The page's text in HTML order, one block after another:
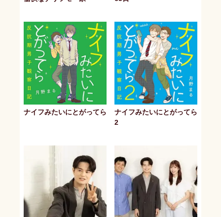
ナイフみたいにとがってら
ナイフみたいにとがってら
2